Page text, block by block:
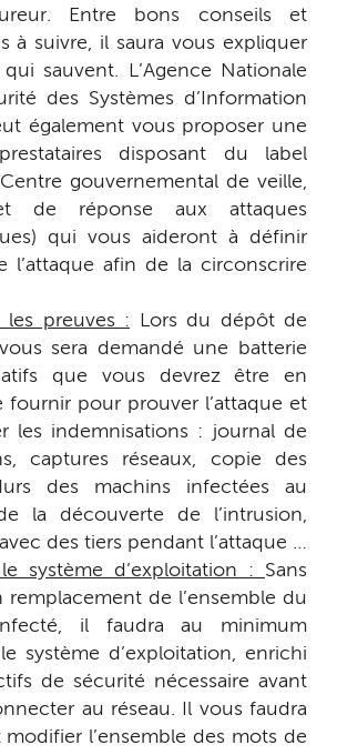
Entre bons conseils et
à suivre, il saura vous expliquer
sauvent. L’Agence Nationale
des Systèmes d’Information
également vous proposer une
disposant du label
gouvernemental de veille,
de réponse aux attaques
qui vous aideront à définir
l’attaque afin de la circonscrire
les preuves : Lors du dépôt de
sera demandé une batterie
que vous devrez être en
fournir pour prouver l’attaque et
les indemnisations : journal de
captures réseaux, copie des
des machins infectées au
la découverte de l’intrusion,
des tiers pendant l’attaque …
le système d’exploitation : Sans
remplacement de l’ensemble du
il faudra au minimum
système d’exploitation, enrichi
de sécurité nécessaire avant
au réseau. Il vous faudra
modifier l’ensemble des mots de